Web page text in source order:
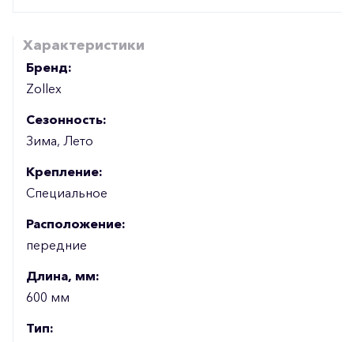
Характеристики
Бренд:
Zollex
Сезонность:
Зима, Лето
Крепление:
Специальное
Расположение:
передние
Длина, мм:
600 мм
Тип: